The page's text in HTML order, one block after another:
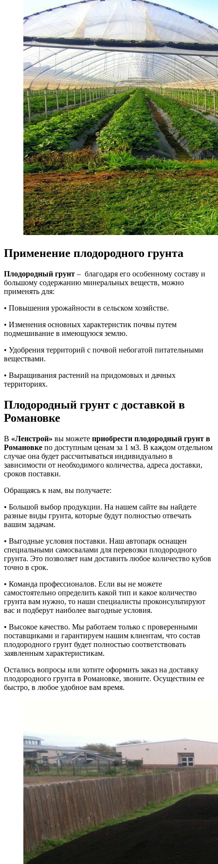
Применение плодородного грунта
Плодородный грунт – благодаря его особенному составу и
большому содержанию минеральных веществ, можно
применять для:
• Повышения урожайности в сельском хозяйстве.
• Изменения основных характеристик почвы путем
подмешивание в имеющуюся землю.
• Удобрения территорий с почвой небогатой питательными
веществами.
• Выращивания растений на придомовых и дачных
территориях.
Плодородный грунт с доставкой в
Романовке
В «Ленстрой» вы можете приобрести плодородный грунт в
Романовке по доступным ценам за 1 м3. В каждом отдельном
случае она будет рассчитываться индивидуально в
зависимости от необходимого количества, адреса доставки,
сроков поставки.
Обращаясь к нам, вы получаете:
• Большой выбор продукции. На нашем сайте вы найдете
разные виды грунта, которые будут полностью отвечать
вашим задачам.
• Выгодные условия поставки. Наш автопарк оснащен
специальными самосвалами для перевозки плодородного
грунта. Это позволяет нам доставить любое количество кубов
точно в срок.
• Команда профессионалов. Если вы не можете
самостоятельно определить какой тип и какое количество
грунта вам нужно, то наши специалисты проконсультируют
вас и подберут наиболее выгодные условия.
• Высокое качество. Мы работаем только с проверенными
поставщиками и гарантируем нашим клиентам, что состав
плодородного грунт будет полностью соответствовать
заявленным характеристикам.
Остались вопросы или хотите оформить заказ на доставку
плодородного грунта в Романовке, звоните. Осуществим ее
быстро, в любое удобное вам время.